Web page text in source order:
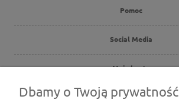
Pomoc
Social Media
Moje konto
Płatności i dostawa
Dbamy o Twoją prywatność